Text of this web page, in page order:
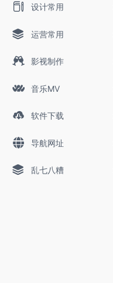
设计常用
运营常用
影视制作
音乐MV
软件下载
导航网址
乱七八糟